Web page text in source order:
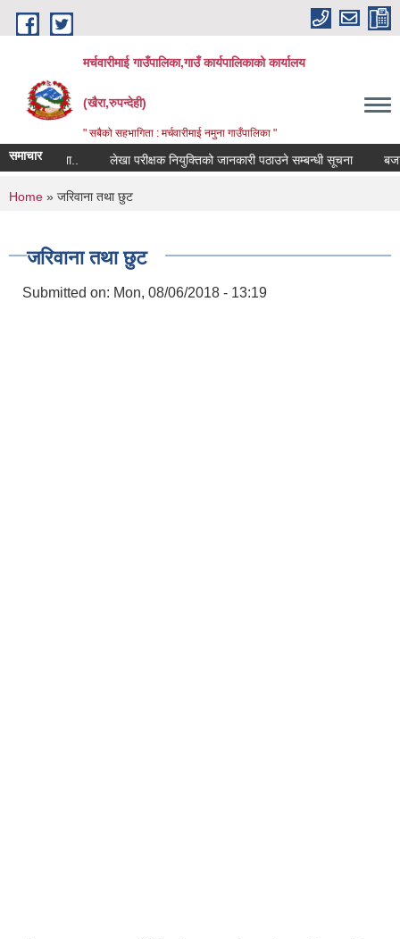
Skip to main content
मर्चवारीमाई गाउँपालिका,गाउँ कार्यपालिकाको कार्यालय
(खैरा,रुपन्देही)
" सबैको सहभागिता : मर्चवारीमाई नमुना गाउँपालिका "
समाचार
सूचना.. लेखा परीक्षक नियुक्तिको जानकारी पठाउने सम्बन्धी सूचना बजार
You are here
Home » जरिवाना तथा छुट
जरिवाना तथा छुट
Submitted on: Mon, 08/06/2018 - 13:19